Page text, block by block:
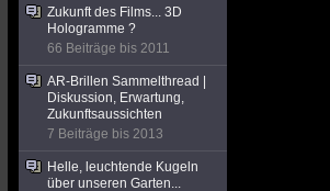
Zukunft des Films... 3D
Hologramme ?
66 Beiträge bis 2011
AR-Brillen Sammelthread |
Diskussion, Erwartung,
Zukunftsaussichten
7 Beiträge bis 2013
Helle, leuchtende Kugeln
über unseren Garten...